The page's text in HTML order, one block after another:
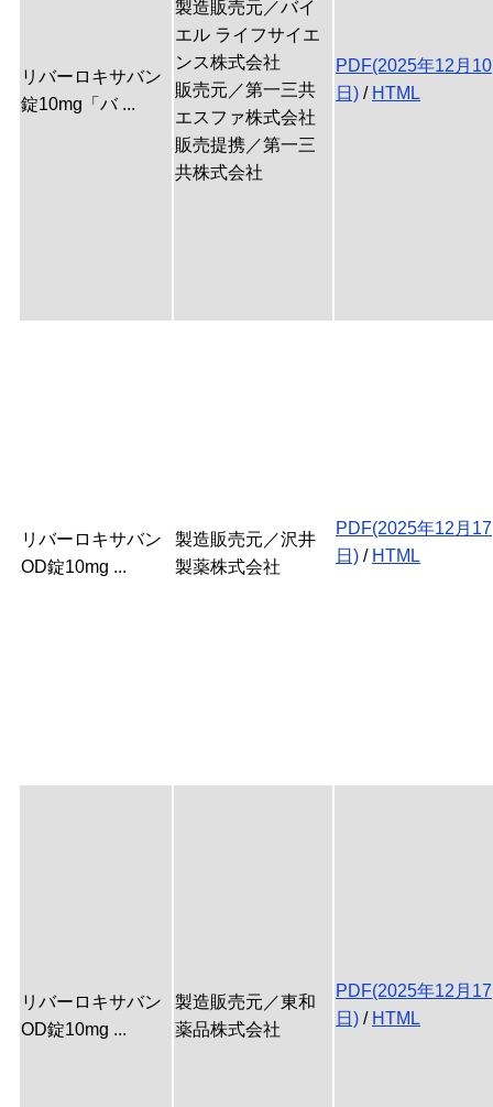
リバーロキサバン
錠10mg「バ ...
製造販売元／バイ
エル ライフサイエ
ンス株式会社
販売元／第一三共
エスファ株式会社
販売提携／第一三
共株式会社
PDF(2025年12月10
日) / HTML
リバーロキサバン
OD錠10mg ...
製造販売元／沢井
製薬株式会社
PDF(2025年12月17
日) / HTML
リバーロキサバン
OD錠10mg ...
製造販売元／東和
薬品株式会社
PDF(2025年12月17
日) / HTML